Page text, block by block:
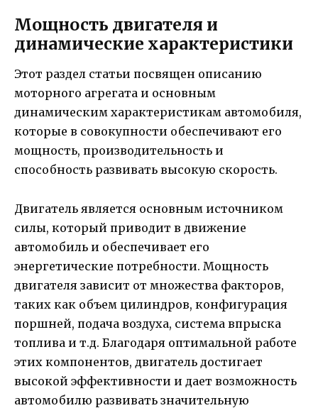
Мощность двигателя и
динамические характеристики
Этот раздел статьи посвящен описанию
моторного агрегата и основным
динамическим характеристикам автомобиля,
которые в совокупности обеспечивают его
мощность, производительность и
способность развивать высокую скорость.
Двигатель является основным источником
силы, который приводит в движение
автомобиль и обеспечивает его
энергетические потребности. Мощность
двигателя зависит от множества факторов,
таких как объем цилиндров, конфигурация
поршней, подача воздуха, система впрыска
топлива и т.д. Благодаря оптимальной работе
этих компонентов, двигатель достигает
высокой эффективности и дает возможность
автомобилю развивать значительную